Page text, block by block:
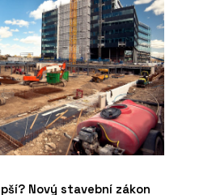
Nový stavební zákon